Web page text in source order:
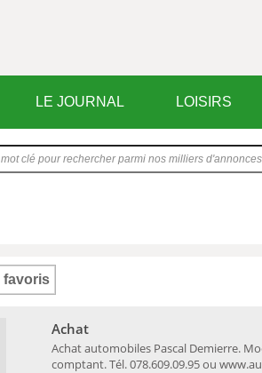
LE JOURNAL LOISIRS
favoris
Achat automobiles Pascal Demierre.
comptant. Tél. 078.609.09.95 ou
Achat